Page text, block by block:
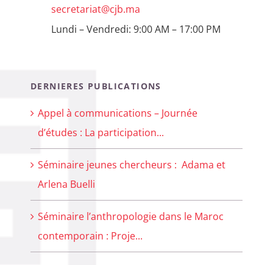
secretariat@cjb.ma
Lundi – Vendredi: 9:00 AM – 17:00 PM
DERNIERES PUBLICATIONS
Appel à communications – Journée
d’études : La participation...
Séminaire jeunes chercheurs : Adama et
Arlena Buelli
Séminaire l’anthropologie dans le Maroc
contemporain : Proje...